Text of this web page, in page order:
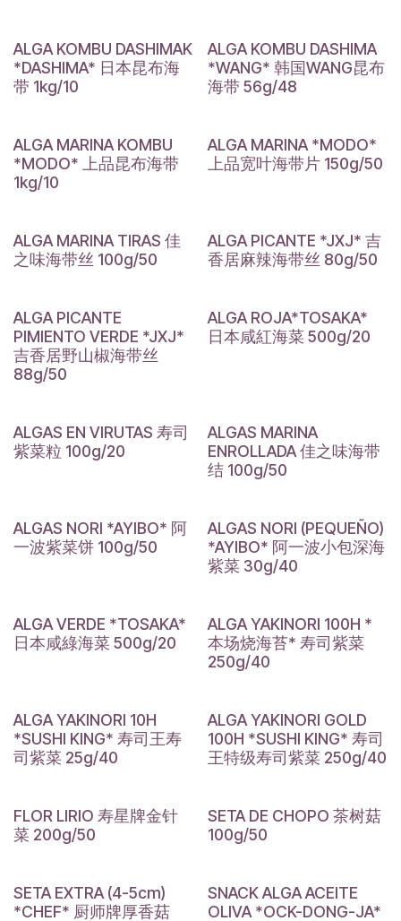
ALGA KOMBU DASHIMAK
*DASHIMA* 日本昆布海
带 1kg/10
ALGA KOMBU DASHIMA
*WANG* 韩国WANG昆布
海带 56g/48
ALGA MARINA KOMBU
*MODO* 上品昆布海带
1kg/10
ALGA MARINA *MODO*
上品宽叶海带片 150g/50
ALGA MARINA TIRAS 佳
之味海带丝 100g/50
ALGA PICANTE *JXJ* 吉
香居麻辣海带丝 80g/50
ALGA PICANTE
PIMIENTO VERDE *JXJ*
吉香居野山椒海带丝
88g/50
ALGA ROJA*TOSAKA*
日本咸紅海菜 500g/20
ALGAS EN VIRUTAS 寿司
紫菜粒 100g/20
ALGAS MARINA
ENROLLADA 佳之味海带
结 100g/50
ALGAS NORI *AYIBO* 阿
一波紫菜饼 100g/50
ALGAS NORI (PEQUEÑO)
*AYIBO* 阿一波小包深海
紫菜 30g/40
ALGA VERDE *TOSAKA*
日本咸綠海菜 500g/20
ALGA YAKINORI 100H *
本场烧海苔* 寿司紫菜
250g/40
ALGA YAKINORI 10H
*SUSHI KING* 寿司王寿
司紫菜 25g/40
ALGA YAKINORI GOLD
100H *SUSHI KING* 寿司
王特级寿司紫菜 250g/40
FLOR LIRIO 寿星牌金针
菜 200g/50
SETA DE CHOPO 茶树菇
100g/50
SETA EXTRA (4-5cm)
*CHEF* 厨师牌厚香菇
SNACK ALGA ACEITE
OLIVA *OCK-DONG-JA*